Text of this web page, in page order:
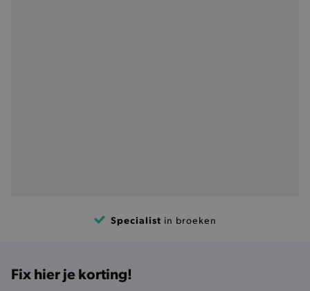
Specialist in broeken
Fix hier je korting!